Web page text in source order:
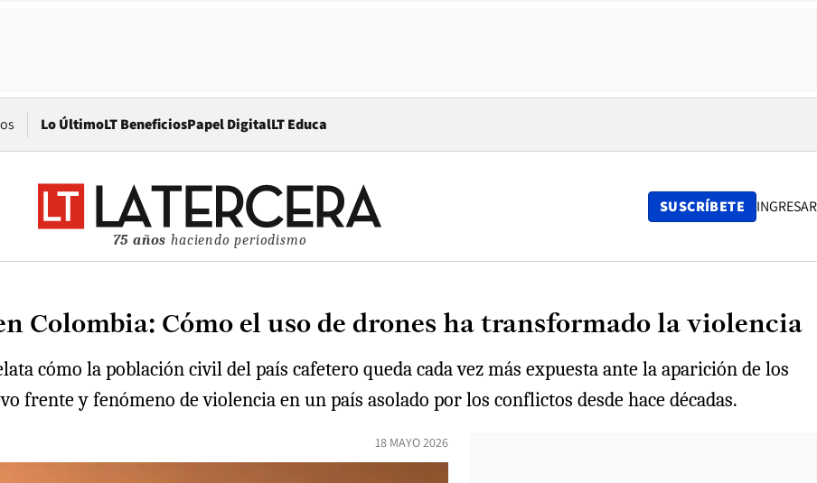
Lo ÚltimoLT BeneficiosPapel DigitalOpens in new window
LT Educa
75 años haciendo periodismo
SUSCRÍBETE INGRESAR
Colombia: Cómo el uso de drones ha transformado la violencia
cómo la población civil del país cafetero queda cada vez más expuesta ante la aparición de los
frente y fenómeno de violencia en un país asolado por los conflictos desde hace décadas.
18 MAYO 2026